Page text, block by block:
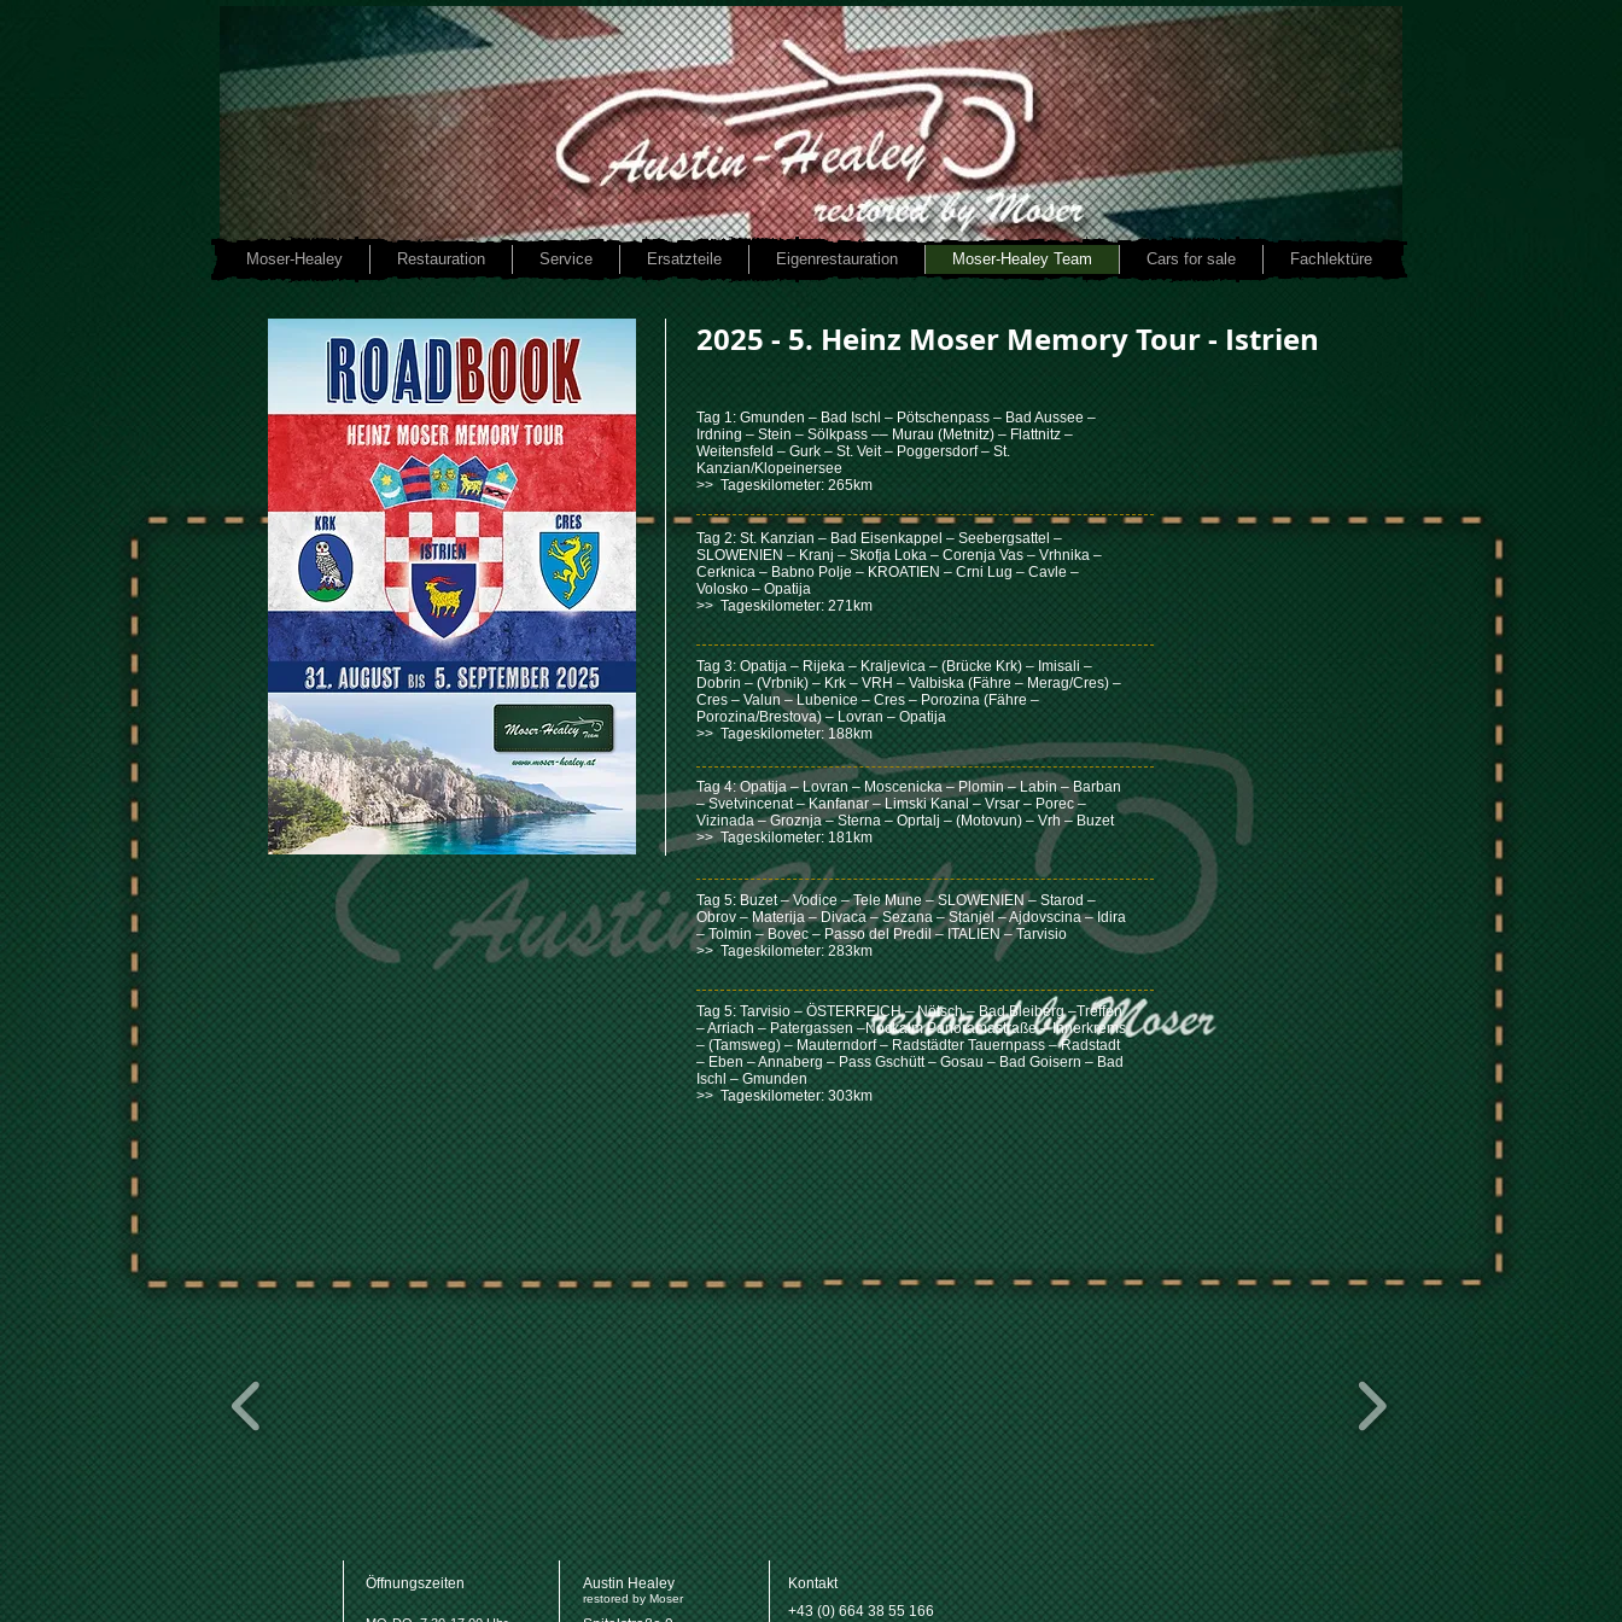
Moser-Healey Restauration Service Ersatzteile Eigenrestauration Moser-Healey Team Cars for sale Fachlektüre
2025 - 5. Heinz Moser Memory Tour - Istrien
Tag 1: Gmunden – Bad Ischl – Pötschenpass – Bad Aussee –
Irdning – Stein – Sölkpass –– Murau (Metnitz) – Flattnitz –
Weitensfeld – Gurk – St. Veit – Poggersdorf – St.
Kanzian/Klopeinersee
>> Tageskilometer: 265km
Tag 2: St. Kanzian – Bad Eisenkappel – Seebergsattel –
SLOWENIEN – Kranj – Skofja Loka – Corenja Vas – Vrhnika –
Cerknica – Babno Polje – KROATIEN – Crni Lug – Cavle –
Volosko – Opatija
>> Tageskilometer: 271km
Tag 3: Opatija – Rijeka – Kraljevica – (Brücke Krk) – Imisali –
Dobrin – (Vrbnik) – Krk – VRH – Valbiska (Fähre – Merag/Cres) –
Cres – Valun – Lubenice – Cres – Porozina (Fähre –
Porozina/Brestova) – Lovran – Opatija
>> Tageskilometer: 188km
Tag 4: Opatija – Lovran – Moscenicka – Plomin – Labin – Barban
– Svetvincenat – Kanfanar – Limski Kanal – Vrsar – Porec –
Vizinada – Groznja – Sterna – Oprtalj – (Motovun) – Vrh – Buzet
>> Tageskilometer: 181km
Tag 5: Buzet – Vodice – Tele Mune – SLOWENIEN – Starod –
Obrov – Materija – Divaca – Sezana – Stanjel – Ajdovscina – Idira
– Tolmin – Bovec – Passo del Predil – ITALIEN – Tarvisio
>> Tageskilometer: 283km
Tag 5: Tarvisio – ÖSTERREICH – Nötsch – Bad Bleiberg –Treffen
– Arriach – Patergassen –Nockalm Panoramastraße – Innerkrems
– (Tamsweg) – Mauterndorf – Radstädter Tauernpass – Radstadt
– Eben – Annaberg – Pass Gschütt – Gosau – Bad Goisern – Bad
Ischl – Gmunden
>> Tageskilometer: 303km
Öffnungszeiten Austin Healey
restored by Moser
Kontakt
+43 (0) 664 38 55 166